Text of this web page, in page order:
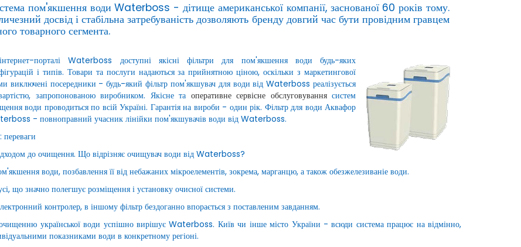
пом'якшення води Waterboss - дітище американської компанії, заснованої 60 років тому.
досвід і стабільна затребуваність дозволяють бренду довгий час бути провідним гравцем
товарного сегмента.
порталі Waterboss доступні якісні фільтри для пом'якшення води будь-яких
і типів. Товари та послуги надаються за прийнятною ціною, оскільки з маркетингової
виключені посередники - будь-який фільтр пом'якшувач для води від Waterboss реалізується
запропонованою виробником. Якісне та оперативне сервісне обслуговуваннясистем
води проводиться по всій Україні. Гарантія на вироби - один рік. Фільтр для води Аквафор
- повноправний учасник лінійки пом'якшувачів води від Waterboss.
до очищення. Що відрізняє очищувач води від Waterboss?
води, позбавлення її від небажаних мікроелементів, зокрема, марганцю, а також обезжелезиваніе води.
що значно полегшує розміщення і установку очисної системи.
контролер, в іншому фільтр бездоганно впорається з поставленим завданням.
української води успішно вирішує Waterboss. Київ чи інше місто України - всюди система працює на відмінно,
показниками води в конкретному регіоні.